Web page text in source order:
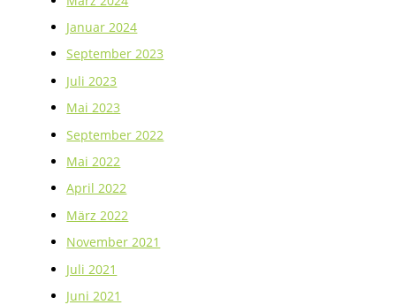
Januar 2024
September 2023
Juli 2023
Mai 2023
September 2022
Mai 2022
April 2022
März 2022
November 2021
Juli 2021
Juni 2021